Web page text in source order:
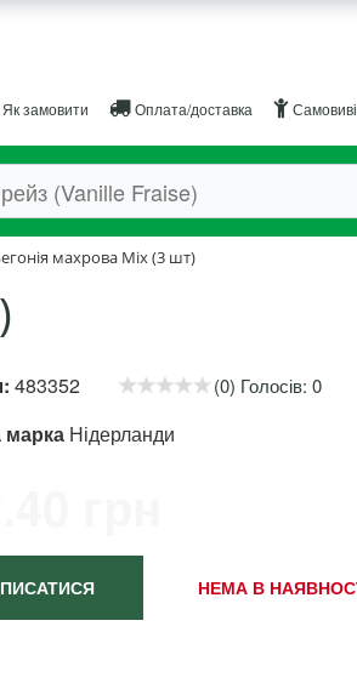
замовити Оплата/доставка
махрова Міх (3 шт)
483352 (0) Голосів: 0
марка Нідерланди
НЕМА В